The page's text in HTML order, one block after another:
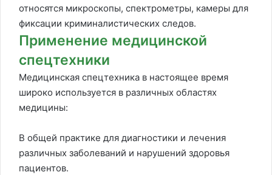
относятся микроскопы, спектрометры, камеры для
фиксации криминалистических следов.
Применение медицинской
спецтехники
Медицинская спецтехника в настоящее время
широко используется в различных областях
медицины:
В общей практике для диагностики и лечения
различных заболеваний и нарушений здоровья
пациентов.